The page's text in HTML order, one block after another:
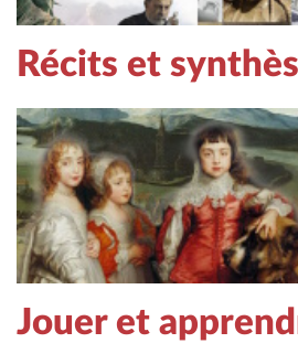
Récits et
Jouer et